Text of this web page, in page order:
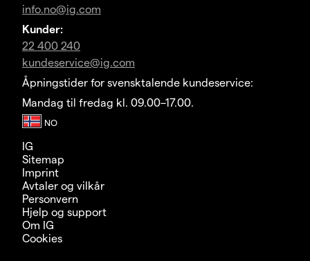
info.no@ig.com
Kunder:
22 400 240
kundeservice@ig.com
Åpningstider for svensktalende kundeservice:
Mandag til fredag kl. 09.00–17.00.
IG
Sitemap
Imprint
Avtaler og vilkår
Personvern
Hjelp og support
Om IG
Cookies